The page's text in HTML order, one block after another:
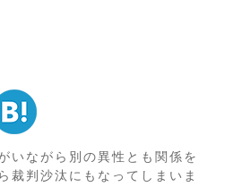
いながら別の異性とも関係を
裁判沙汰にもなってしまいま